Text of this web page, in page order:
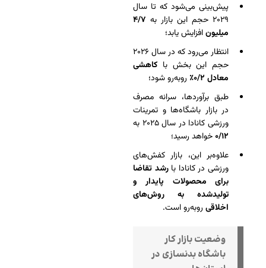
پیش‌بینی می‌شود که تا سال
۲۰۲۹ حجم این بازار به
۴/۷
میلیونافزایش یابد؛
انتظار می‌رود که در سال ۲۰۲۶
حجم این بخش با کاهشی
معادل ۰/۲٪
روبه‌رو شود؛
طبق برآوردها، سرانه مصرف
در بازار باشگاه‌ها و تمرینات
ورزشی کانادا در سال ۲۰۲۵ به
۰/۱۲خواهد رسید؛
علاوه‌بر این، بازار کفش‌های
ورزشی در کانادا بارشد تقاضا
برای محصولات پایدار و
تولیدشده به روش‌های
اخلاقی روبه‌رو است.
وضعیت بازار کار
باشگاه بدنسازی در